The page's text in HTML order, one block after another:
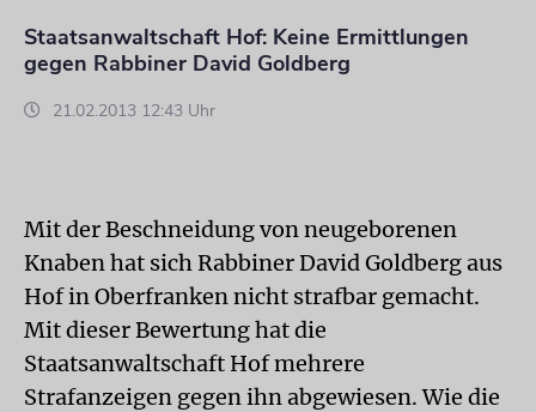
Staatsanwaltschaft Hof: Keine Ermittlungen
gegen Rabbiner David Goldberg
21.02.2013 12:43 Uhr
Mit der Beschneidung von neugeborenen
Knaben hat sich Rabbiner David Goldberg aus
Hof in Oberfranken nicht strafbar gemacht.
Mit dieser Bewertung hat die
Staatsanwaltschaft Hof mehrere
Strafanzeigen gegen ihn abgewiesen. Wie die